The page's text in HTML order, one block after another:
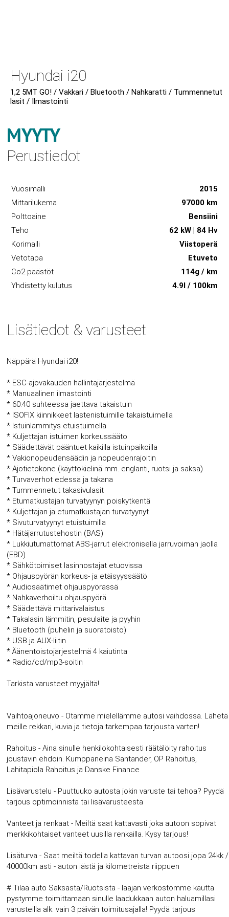
Hyundai i20
1,2 5MT GO! / Vakkari / Bluetooth / Nahkaratti / Tummennetut
lasit / Ilmastointi
MYYTY
Perustiedot
Vuosimalli
2015
Mittarilukema
97000 km
Polttoaine
Bensiini
Teho
62 kW | 84 Hv
Korimalli
Viistoperä
Vetotapa
Etuveto
Co2 päästöt
114g / km
Yhdistetty kulutus
4.9l / 100km
Lisätiedot & varusteet
Näppärä Hyundai i20!
* ESC-ajovakauden hallintajärjestelmä
* Manuaalinen ilmastointi
* 60:40 suhteessa jaettava takaistuin
* ISOFIX kiinnikkeet lastenistuimille takaistuimella
* Istuinlämmitys etuistuimella
* Kuljettajan istuimen korkeussäätö
* Säädettävät pääntuet kaikilla istuinpaikoilla
* Vakionopeudensäädin ja nopeudenrajoitin
* Ajotietokone (käyttökielinä mm. englanti, ruotsi ja saksa)
* Turvaverhot edessä ja takana
* Tummennetut takasivulasit
* Etumatkustajan turvatyynyn poiskytkentä
* Kuljettajan ja etumatkustajan turvatyynyt
* Sivuturvatyynyt etuistuimilla
* Hätäjarrutustehostin (BAS)
* Lukkiutumattomat ABS-jarrut elektronisella jarruvoiman jaolla
(EBD)
* Sähkötoimiset lasinnostajat etuovissa
* Ohjauspyörän korkeus- ja etäisyyssäätö
* Audiosäätimet ohjauspyörässä
* Nahkaverhoiltu ohjauspyörä
* Säädettävä mittarivalaistus
* Takalasin lämmitin, pesulaite ja pyyhin
* Bluetooth (puhelin ja suoratoisto)
* USB ja AUX-liitin
* Äänentoistojärjestelmä 4 kaiutinta
* Radio/cd/mp3-soitin
Tarkista varusteet myyjältä!
Vaihtoajoneuvo - Otamme mielellämme autosi vaihdossa. Lähetä
meille rekkari, kuvia ja tietoja tarkempaa tarjousta varten!
Rahoitus - Aina sinulle henkilökohtaisesti räätälöity rahoitus
joustavin ehdoin. Kumppaneina Santander, OP Rahoitus,
Lähitapiola Rahoitus ja Danske Finance
Lisävarustelu - Puuttuuko autosta jokin varuste tai tehoa? Pyydä
tarjous optimoinnista tai lisävarusteesta
Vanteet ja renkaat - Meiltä saat kattavasti joka autoon sopivat
merkkikohtaiset vanteet uusilla renkailla. Kysy tarjous!
Lisäturva - Saat meiltä todella kattavan turvan autoosi jopa 24kk /
40000km asti - auton iästä ja kilometreistä riippuen
# Tilaa auto Saksasta/Ruotsista - laajan verkostomme kautta
pystymme toimittamaan sinulle laadukkaan auton haluamillasi
varusteilla alk. vain 3 päivän toimitusajalla! Pyydä tarjous